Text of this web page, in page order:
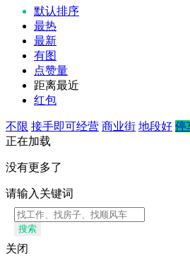
默认排序
最热
最新
有图
点赞量
距离最近
红包
不限 接手即可经营 商业街 地段好 停
正在加载
没有更多了
请输入关键词
搜索
关闭